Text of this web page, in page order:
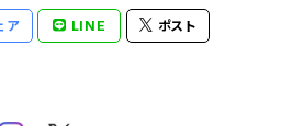
ア LINE ポスト